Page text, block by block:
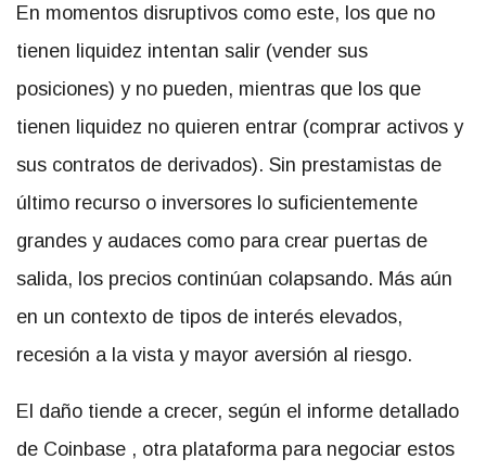
En momentos disruptivos como este, los que no
tienen liquidez intentan salir (vender sus
posiciones) y no pueden, mientras que los que
tienen liquidez no quieren entrar (comprar activos y
sus contratos de derivados). Sin prestamistas de
último recurso o inversores lo suficientemente
grandes y audaces como para crear puertas de
salida, los precios continúan colapsando. Más aún
en un contexto de tipos de interés elevados,
recesión a la vista y mayor aversión al riesgo.
El daño tiende a crecer, según el informe detallado
de Coinbase , otra plataforma para negociar estos